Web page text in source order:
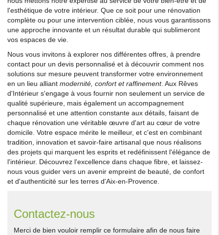
l'esthétique de votre intérieur. Que ce soit pour une rénovation
complète ou pour une intervention ciblée, nous vous garantissons
une approche innovante et un résultat durable qui sublimeront
vos espaces de vie.
Nous vous invitons à explorer nos différentes offres, à prendre
contact pour un devis personnalisé et à découvrir comment nos
solutions sur mesure peuvent transformer votre environnement
en un lieu alliant modernité, confort et raffinement. Aux Rêves
d'Intérieur s'engage à vous fournir non seulement un service de
qualité supérieure, mais également un accompagnement
personnalisé et une attention constante aux détails, faisant de
chaque rénovation une véritable œuvre d'art au cœur de votre
domicile. Votre espace mérite le meilleur, et c'est en combinant
tradition, innovation et savoir-faire artisanal que nous réalisons
des projets qui marquent les esprits et redéfinissent l'élégance de
l'intérieur. Découvrez l'excellence dans chaque fibre, et laissez-
nous vous guider vers un avenir empreint de beauté, de confort
et d'authenticité sur les terres d'Aix-en-Provence.
Contactez-nous
Merci de bien vouloir remplir ce formulaire afin de nous faire